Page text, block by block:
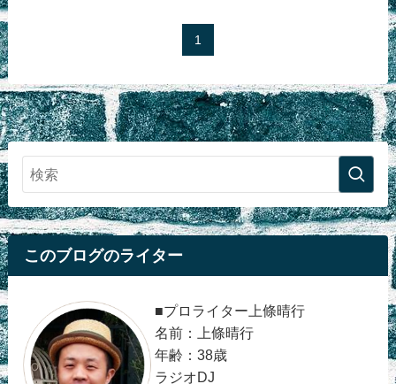
1
このブログのライター
■プロライター上條晴行
名前：上條晴行
年齢：38歳
ラジオDJ